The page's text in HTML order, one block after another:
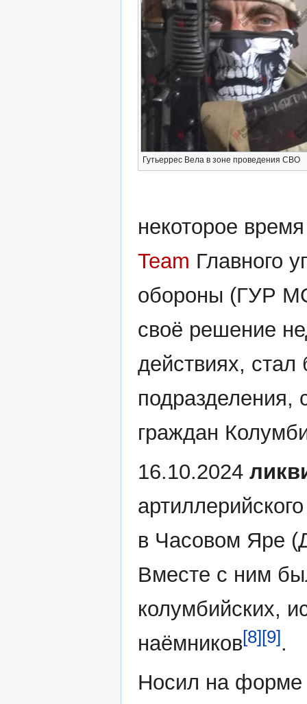
Гутьеррес Вела в зоне проведения СВО
некоторое
Team Главного
обороны (ГУР
своё решение
действиях,
подразделения,
граждан
16.10.2024
в Часовом Яре
Вместе с ним
колумбийских,
наёмников[8][9].
Носил на форме